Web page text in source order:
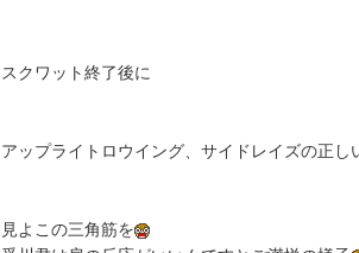
スクワット終了後に
アップライトロウイング、サイドレイズの正し
見よこの三角筋を